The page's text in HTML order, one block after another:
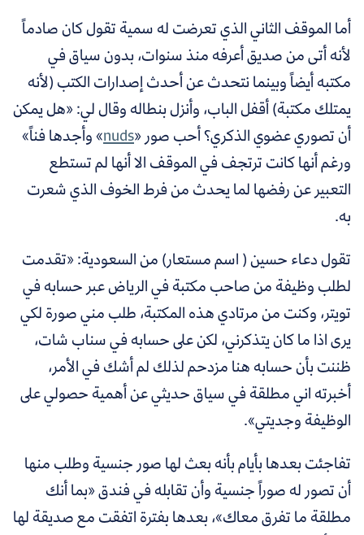
أما الموقف الثاني الذي تعرضت له سمية تقول كان صادماً
لأنه أتى من صديق أعرفه منذ سنوات، بدون سياق في
مكتبه أيضاً وبينما نتحدث عن أحدث إصدارات الكتب (لأنه
يمتلك مكتبة) أقفل الباب، وأنزل بنطاله وقال لي: «هل يمكن
أن تصوري عضوي الذكري؟ أحب صور «nuds» وأجدها فناً»
ورغم أنها كانت ترتجف في الموقف الا أنها لم تستطع
التعبير عن رفضها لما يحدث من فرط الخوف الذي شعرت
به.
تقول دعاء حسين ( اسم مستعار) من السعودية: «تقدمت
لطلب وظيفة من صاحب مكتبة في الرياض عبر حسابه في
تويتر، وكنت من مرتادي هذه المكتبة، طلب مني صورة لكي
يرى اذا ما كان يتذكرني، لكن على حسابه في سناب شات،
ظننت بأن حسابه هنا مزدحم لذلك لم أشك في الأمر،
أخبرته اني مطلقة في سياق حديثي عن أهمية حصولي على
الوظيفة وجديتي».
تفاجئت بعدها بأيام بأنه بعث لها صور جنسية وطلب منها
أن تصور له صوراً جنسية وأن تقابله في فندق «بما أنك
مطلقة ما تفرق معاك»، بعدها بفترة اتفقت مع صديقة لها